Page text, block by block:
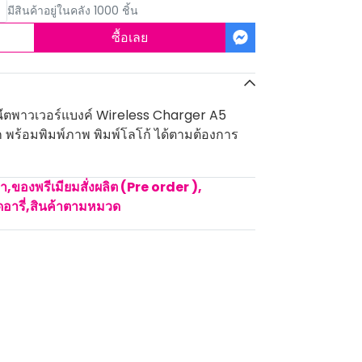
มีสินค้าอยู่ในคลัง 1000 ชิ้น
ซื้อเลย
าวเวอร์แบงค์ Wireless Charger A5
พร้อมพิมพ์ภาพ พิมพ์โลโก้ ได้ตามต้องการ
,ของพรีเมียมสั่งผลิต (Pre order ),
ารี่,สินค้าตามหมวด